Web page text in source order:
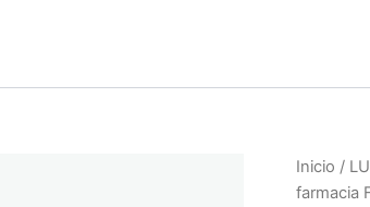
Inicio /
farmacia